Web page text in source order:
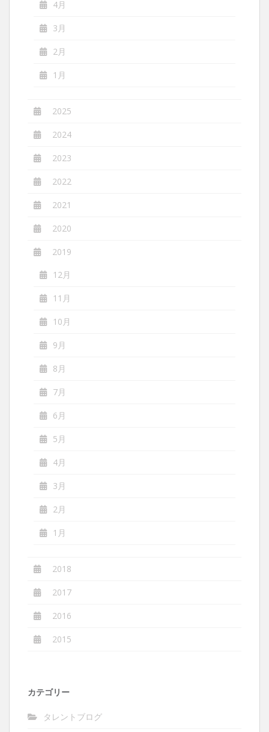
4月
3月
2月
1月
2025
2024
2023
2022
2021
2020
2019
12月
11月
10月
9月
8月
7月
6月
5月
4月
3月
2月
1月
2018
2017
2016
2015
カテゴリー
タレントブログ